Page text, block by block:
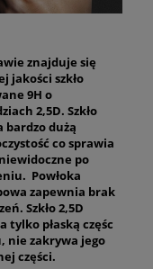
znajduje się
jakości szkło
9H o
2,5D. Szkło
bardzo dużą
co sprawia
po
Powłoka
zapewnia brak
Szkło 2,5D
tylko płaską częśc
nie zakrywa jego
części.